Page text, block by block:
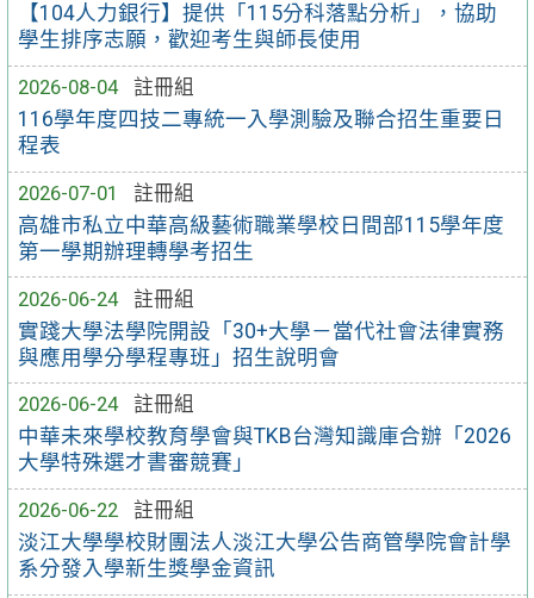
【104人力銀行】提供「115分科落點分析」，協助
學生排序志願，歡迎考生與師長使用
2026-08-04
註冊組
116學年度四技二專統一入學測驗及聯合招生重要日
程表
2026-07-01
註冊組
高雄市私立中華高級藝術職業學校日間部115學年度
第一學期辦理轉學考招生
2026-06-24
註冊組
實踐大學法學院開設「30+大學－當代社會法律實務
與應用學分學程專班」招生說明會
2026-06-24
註冊組
中華未來學校教育學會與TKB台灣知識庫合辦「2026
大學特殊選才書審競賽」
2026-06-22
註冊組
淡江大學學校財團法人淡江大學公告商管學院會計學
系分發入學新生獎學金資訊